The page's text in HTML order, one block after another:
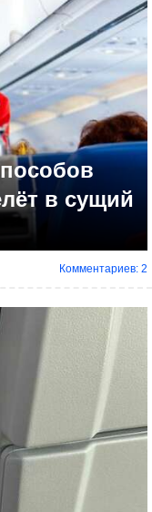
в сущий
Комментариев: 2